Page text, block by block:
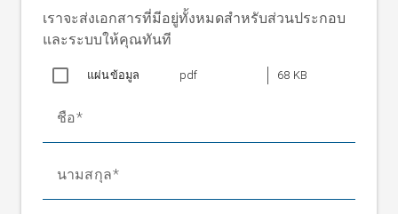
ความเร็วของราง
สูงสุด 200 ม./นาที
เส้นผ่านศูนย์กลาง
กำลังปกติ
0.12 kW/ 0.25 kW/ 0.18 kW/ 0.25
แรงดันไฟฟ้าในการ
ทำงาน บริเวณ 1
แรงดันไฟฟ้าในการ
ทำงาน บริเวณ 2
เราจะส่งเอกสารที่มีอยู่ทั้งหมดสำหรับส่วนประกอบ
และระบบให้คุณทันที
แผ่นข้อมูล pdf 68 KB
ชื่อ
นามสกุล